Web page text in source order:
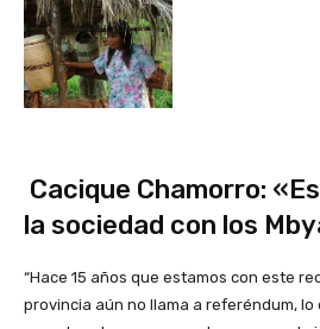
Cacique Chamorro:
la sociedad con los
“Hace 15 años que estamos con este
provincia aún no llama a referéndum, lo